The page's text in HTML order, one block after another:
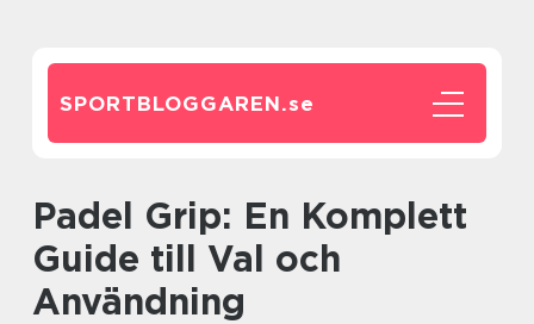
SPORTBLOGGAREN.se
Padel Grip: En Komplett
Guide till Val och
Användning